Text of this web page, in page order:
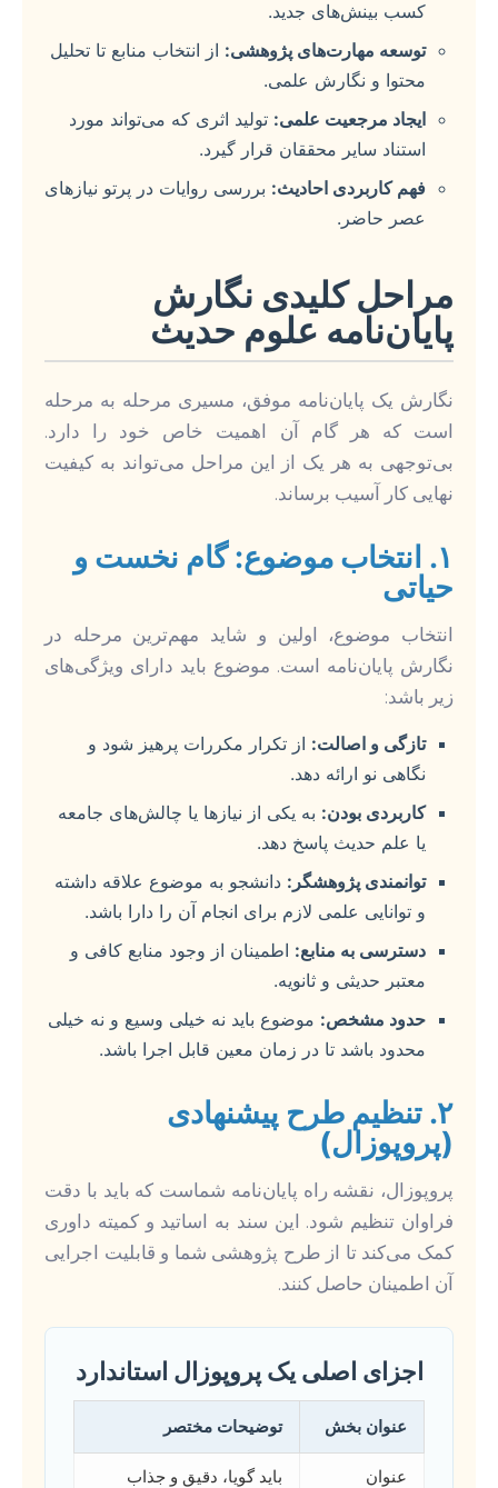
کسب بینش‌های جدید.
توسعه مهارت‌های پژوهشی: از انتخاب منابع تا تحلیل
محتوا و نگارش علمی.
ایجاد مرجعیت علمی: تولید اثری که می‌تواند مورد
استناد سایر محققان قرار گیرد.
فهم کاربردی احادیث: بررسی روایات در پرتو نیازهای
عصر حاضر.
مراحل کلیدی نگارش
پایان‌نامه علوم حدیث
نگارش یک پایان‌نامه موفق، مسیری مرحله به مرحله
است که هر گام آن اهمیت خاص خود را دارد.
بی‌توجهی به هر یک از این مراحل می‌تواند به کیفیت
نهایی کار آسیب برساند.
۱. انتخاب موضوع: گام نخست و
حیاتی
انتخاب موضوع، اولین و شاید مهم‌ترین مرحله در
نگارش پایان‌نامه است. موضوع باید دارای ویژگی‌های
زیر باشد:
تازگی و اصالت: از تکرار مکررات پرهیز شود و
نگاهی نو ارائه دهد.
کاربردی بودن: به یکی از نیازها یا چالش‌های جامعه
یا علم حدیث پاسخ دهد.
توانمندی پژوهشگر: دانشجو به موضوع علاقه داشته
و توانایی علمی لازم برای انجام آن را دارا باشد.
دسترسی به منابع: اطمینان از وجود منابع کافی و
معتبر حدیثی و ثانویه.
حدود مشخص: موضوع باید نه خیلی وسیع و نه خیلی
محدود باشد تا در زمان معین قابل اجرا باشد.
۲. تنظیم طرح پیشنهادی
(پروپوزال)
پروپوزال، نقشه راه پایان‌نامه شماست که باید با دقت
فراوان تنظیم شود. این سند به اساتید و کمیته داوری
کمک می‌کند تا از طرح پژوهشی شما و قابلیت اجرایی
آن اطمینان حاصل کنند.
اجزای اصلی یک پروپوزال استاندارد
عنوان بخش توضیحات مختصر
عنوان
باید گویا، دقیق و جذاب